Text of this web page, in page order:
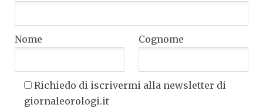
Nome Cognome
Richiedo di iscrivermi alla newsletter di
giornaleorologi.it